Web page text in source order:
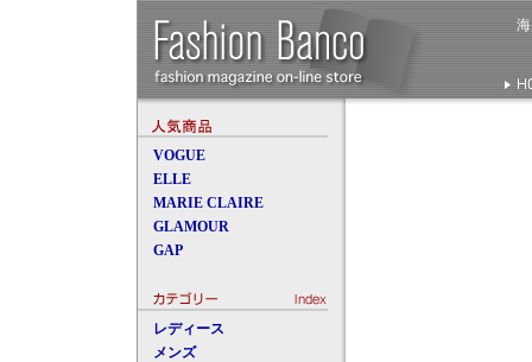
VOGUE
ELLE
MARIE CLAIRE
GLAMOUR
GAP
レディース
メンズ